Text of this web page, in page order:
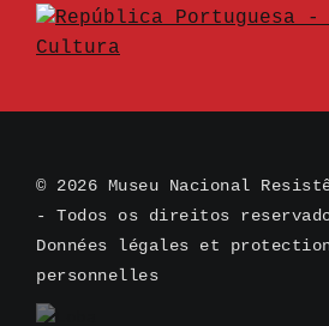
© 2026 Museu Nacional
- Todos os direitos
Données légales et
personnelles